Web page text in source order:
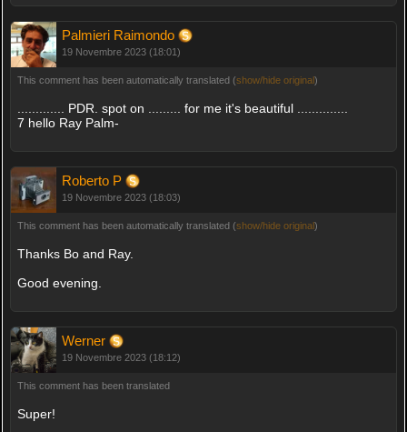
Palmieri Raimondo
19 Novembre 2023 (18:01)
This comment has been automatically translated (show/hide original)
............. PDR. spot on ......... for me it's beautiful ..............
7 hello Ray Palm-
Roberto P
19 Novembre 2023 (18:03)
This comment has been automatically translated (show/hide original)
Thanks Bo and Ray.
Good evening.
Werner
19 Novembre 2023 (18:12)
This comment has been translated
Super!